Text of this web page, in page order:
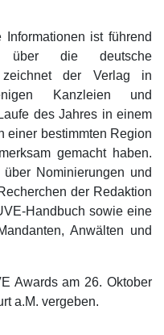
ist führend
über die deutsche
zeichnet der Verlag in
Kanzleien und
des Jahres in einem
einer bestimmten Region
gemacht haben.
Nominierungen und
der Redaktion
Handbuch sowie eine
Anwälten und
Awards am 26. Oktober
a.M. vergeben.